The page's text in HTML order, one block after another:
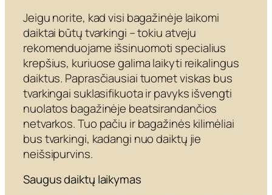
Jeigu norite, kad visi bagažinėje laikomi
daiktai būtų tvarkingi – tokiu atveju
rekomenduojame išsinuomoti specialius
krepšius, kuriuose galima laikyti reikalingus
daiktus. Paprasčiausiai tuomet viskas bus
tvarkingai suklasifikuota ir pavyks išvengti
nuolatos bagažinėje beatsirandančios
netvarkos. Tuo pačiu ir bagažinės kilimėliai
bus tvarkingi, kadangi nuo daiktų jie
neišsipurvins.
Saugus daiktų laikymas